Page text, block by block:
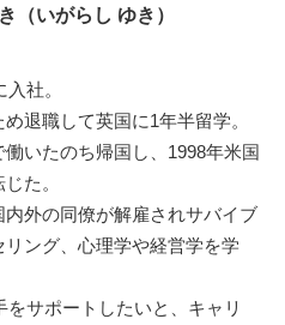
（いがらし ゆき）
社。
退職して英国に1年半留学。
いたのち帰国し、1998年米国
た。
外の同僚が解雇されサバイブ
ング、心理学や経営学を学
サポートしたいと、キャリ